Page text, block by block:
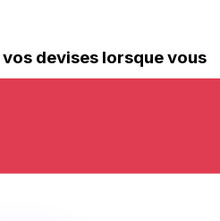
devises lorsque vous